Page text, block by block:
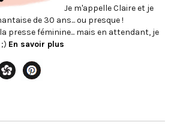
Je m'appelle Claire et je
de 30 ans... ou presque !
presse féminine... mais en attendant, je
En savoir plus